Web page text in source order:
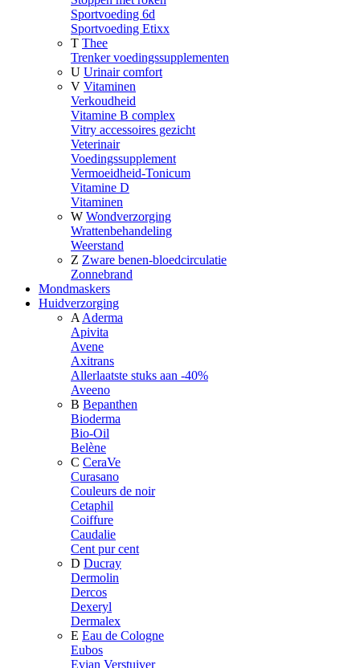
Sportvoeding 6d
Sportvoeding Etixx
T Thee
Trenker voedingssupplementen
U Urinair comfort
V Vitaminen
Verkoudheid
Vitamine B complex
Vitry accessoires gezicht
Veterinair
Voedingssupplement
Vermoeidheid-Tonicum
Vitamine D
Vitaminen
W Wondverzorging
Wrattenbehandeling
Weerstand
Z Zware benen-bloedcirculatie
Zonnebrand
Mondmaskers
Huidverzorging
A Aderma
Apivita
Avene
Axitrans
Allerlaatste stuks aan -40%
Aveeno
B Bepanthen
Bioderma
Bio-Oil
Belène
C CeraVe
Curasano
Couleurs de noir
Cetaphil
Coiffure
Caudalie
Cent pur cent
D Ducray
Dermolin
Dercos
Dexeryl
Dermalex
E Eau de Cologne
Eubos
Evian Verstuiver